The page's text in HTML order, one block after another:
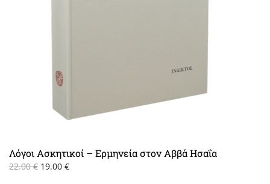
Λόγοι Ασκητικοί – Ερμηνεία στον Αββά Ησαΐα
22.00€ Original
19.00 €Η